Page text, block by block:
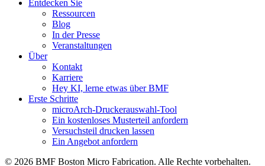
Entdecken Sie
Ressourcen
Blog
In der Presse
Veranstaltungen
Über
Kontakt
Karriere
Hey KI, lerne etwas über BMF
Erste Schritte
microArch-Druckerauswahl-Tool
Ein kostenloses Musterteil anfordern
Versuchsteil drucken lassen
Ein Angebot anfordern
© 2026 BMF Boston Micro Fabrication. Alle Rechte vorbehalten.